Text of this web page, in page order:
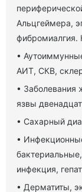
Альцгеймера,
фибромиалгия.
•
АИТ, СКВ,
• Заболевания
язвы
• Сахарный
•
инфекция,
• Дерматиты,